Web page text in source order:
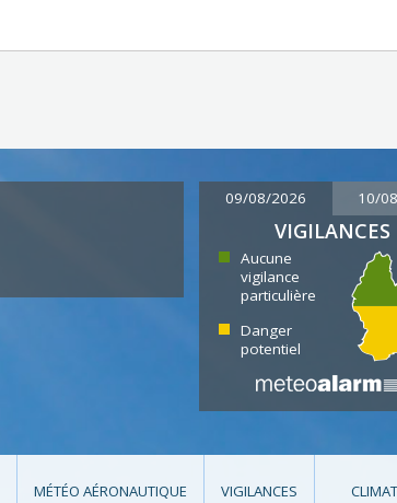
09/08/2026 10/
VIGILANCES
Aucune
vigilance
particulière
Danger
potentiel
MÉTÉO AÉRONAUTIQUE VIGILANCES CLIMAT